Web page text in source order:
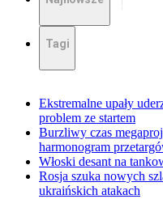
Tagi
Ekstremalne upały
problem ze startem
Burzliwy czas
harmonogram
Włoski desant na
Rosja szuka nowych
ukraińskich atakach